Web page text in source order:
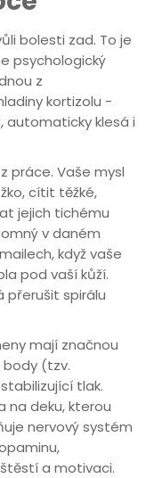
bolesti zad. To je
psychologický
z
kortizolu -
automaticky klesá i
práce. Vaše mysl
cítit těžké,
jejich tichému
v daném
když vaše
pod vaší kůží.
spirálu
mají značnou
body (tzv.
tlak.
na deku, kterou
nervový systém
a motivaci.